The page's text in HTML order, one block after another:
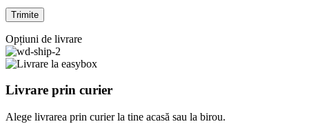
Opțiuni de livrare
Livrare prin curier
Alege livrarea prin curierla tine acasă sau la birou.